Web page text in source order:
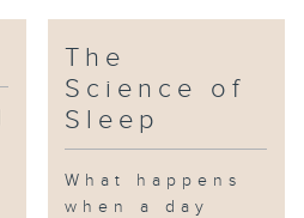
The
Science of
Sleep
What happens
when a day